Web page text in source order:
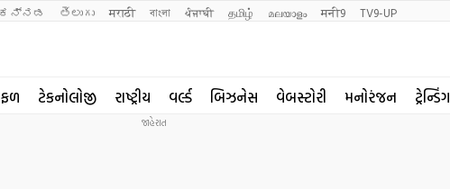
ಕನ್ನಡ తెలుగు मराठी বাংলা ਪੰਜਾਬੀ தமிழ் മലയാളം मनी9 TV9-UP
ટેકનોલોજી રાષ્ટ્રીય વર્લ્ડ બિઝનેસ વેબસ્ટોરી મનોરંજન ટ્રેન્ડિંગ